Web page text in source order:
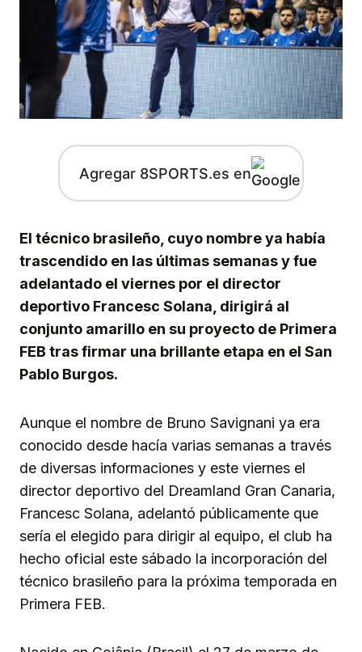
Agregar 8SPORTS.es en
El técnico brasileño, cuyo nombre ya había
trascendido en las últimas semanas y fue
adelantado el viernes por el director
deportivo Francesc Solana, dirigirá al
conjunto amarillo en su proyecto de Primera
FEB tras firmar una brillante etapa en el San
Pablo Burgos.
Aunque el nombre de Bruno Savignani ya era
conocido desde hacía varias semanas a través
de diversas informaciones y este viernes el
director deportivo del Dreamland Gran Canaria,
Francesc Solana, adelantó públicamente que
sería el elegido para dirigir al equipo, el club ha
hecho oficial este sábado la incorporación del
técnico brasileño para la próxima temporada en
Primera FEB.